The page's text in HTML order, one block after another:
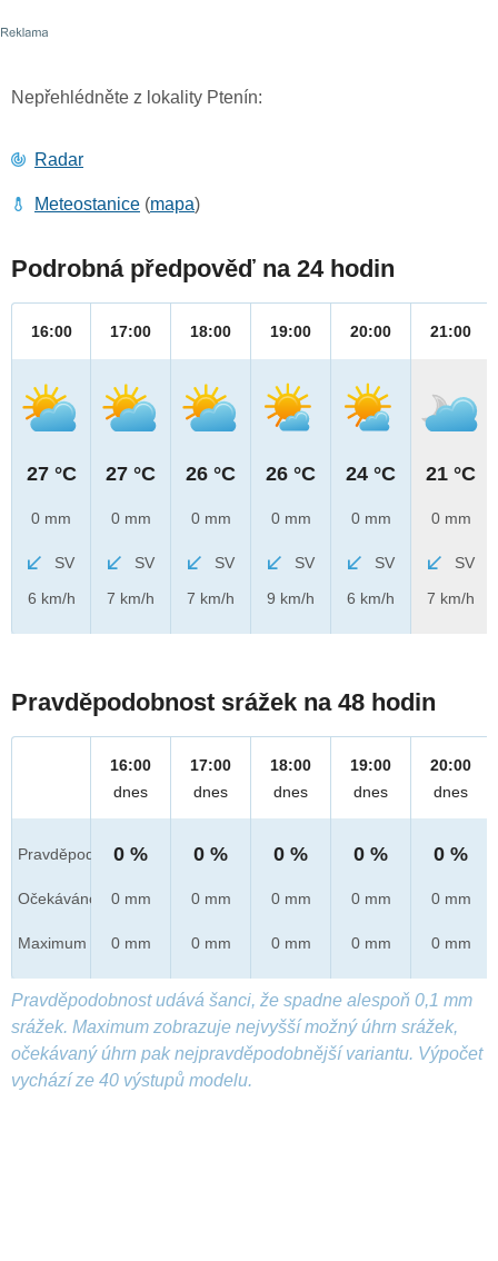
Nepřehlédněte z lokality Ptenín:
Radar
Meteostanice (mapa)
Podrobná předpověď na 24 hodin
16:00
27 °C
0 mm
SV
6 km/h
17:00
27 °C
0 mm
SV
7 km/h
18:00
26 °C
0 mm
SV
7 km/h
19:00
26 °C
0 mm
SV
9 km/h
20:00
24 °C
0 mm
SV
6 km/h
21:00
21 °C
0 mm
SV
7 km/h
Pravděpodobnost srážek na 48 hodin
Pravděpod.
Očekáváno
Maximum
16:00
dnes
0 %
0 mm
0 mm
17:00
dnes
0 %
0 mm
0 mm
18:00
dnes
0 %
0 mm
0 mm
19:00
dnes
0 %
0 mm
0 mm
20:00
dnes
0 %
0 mm
0 mm
Pravděpodobnost udává šanci, že spadne alespoň 0,1 mm
srážek. Maximum zobrazuje nejvyšší možný úhrn srážek,
očekávaný úhrn pak nejpravděpodobnější variantu. Výpočet
vychází ze 40 výstupů modelu.